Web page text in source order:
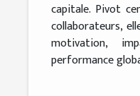
capitale. Pivot
collaborateurs,
motivation,
performance